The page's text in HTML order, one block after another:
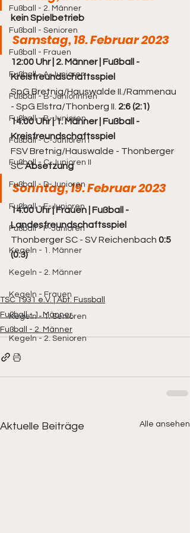
Fußball - 2. Männer
Fußball - Senioren
Fußball - Frauen
Fußball - A-Junioren
Fußball - B-Juniorinnen
Fußball - B-Junioren
Fußball - C-Junioren I
Fußball - C-Junioren II
Fußball - D-Junioren
Fußball - E-Junioren
Fußball - F-Junioren
Kegeln - 1. Männer
Kegeln - 2. Männer
Kegeln - Frauen
Kegeln - 1. Senioren
Kegeln - 2. Senioren
kein Spielbetrieb
Samstag, 18. Februar 2023
12:00 Uhr | 2. Männer | Fußball -
Kreisfreundschaftsspiel
SpG Bretnig/Hauswalde II./Rammenau
- SpG Elstra/Thonberg II. 2:6 (2:1)
14:00 Uhr | 1. Männer | Fußball -
Kreisfreundschaftsspiel
FSV Bretnig/Hauswalde - Thonberger
SC Absetzung
Sonntag, 19. Februar 2023
14:00 Uhr | Frauen | Fußball -
Landesfreundschaftsspiel
Thonberger SC - SV Reichenbach 0:5
(0:3)
TSC 1931 e.V. | Abt. Fussball
Fußball - 1. Männer
Fußball - 2. Männer
Aktuelle Beiträge Alle ansehen